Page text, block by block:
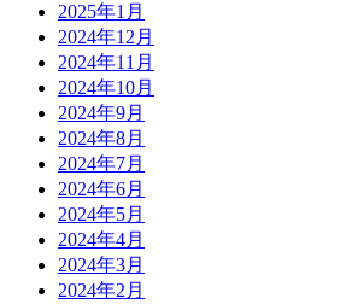
2025年1月
2024年12月
2024年11月
2024年10月
2024年9月
2024年8月
2024年7月
2024年6月
2024年5月
2024年4月
2024年3月
2024年2月